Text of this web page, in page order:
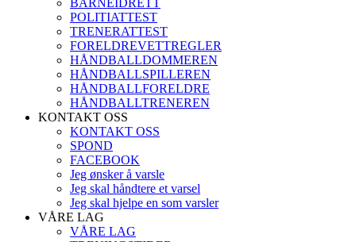
BARNEIDRETT
POLITIATTEST
TRENERATTEST
FORELDREVETTREGLER
HÅNDBALLDOMMEREN
HÅNDBALLSPILLEREN
HÅNDBALLFORELDRE
HÅNDBALLTRENEREN
KONTAKT OSS
KONTAKT OSS
SPOND
FACEBOOK
Jeg ønsker å varsle
Jeg skal håndtere et varsel
Jeg skal hjelpe en som varsler
VÅRE LAG
VÅRE LAG